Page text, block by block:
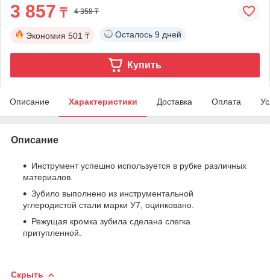
3 857 ₸ 4 358 ₸
Экономия 501 ₸ Осталось 9 дней
Купить
Описание Характеристики Доставка Оплата
Описание
Инструмент успешно используется в рубке различных
материалов.
Зубило выполнено из инструментальной
углеродистой стали марки У7, оцинковано.
Режущая кромка зубила сделана слегка
притупленной.
Скрыть